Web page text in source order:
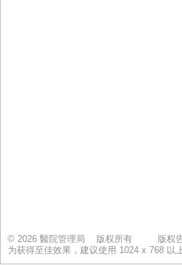
© 2026 醫院管理局 版权所有 版权
为获得至佳效果，建议使用 1024 x 768 以